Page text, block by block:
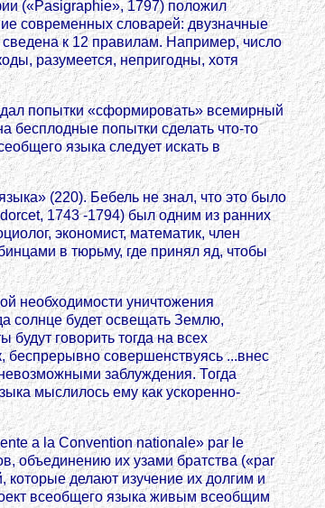
(«Pasigraphie», 1797) положил
современных словарей: двузначные
к 12 правилам. Например, число
разумеется, непригодны, хотя
попытки «сформировать» всемирный
бесплодные попытки сделать что-то
языка следует искать в
(220). Бебель не знал, что это было
1743 -1794) был одним из ранних
экономист, математик, член
в тюрьму, где принял яд, чтобы
необходимости уничтожения
солнце будет освещать Землю,
говорить тогда на всех
совершенствуясь ...внес
заблуждения. Тогда
мыслилось ему как ускоренно-
a la Convention nationale» par le
объединению их узами братства («par
делают изучение их долгим и
всеобщего языка живым всеобщим